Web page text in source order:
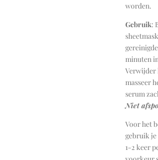
worden.
Gebruik:
minuten
Verwijder
masseer
serum
Niet
Voor het
gebruik je
1-2 keer